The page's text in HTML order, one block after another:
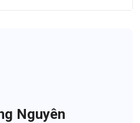
Nguyên